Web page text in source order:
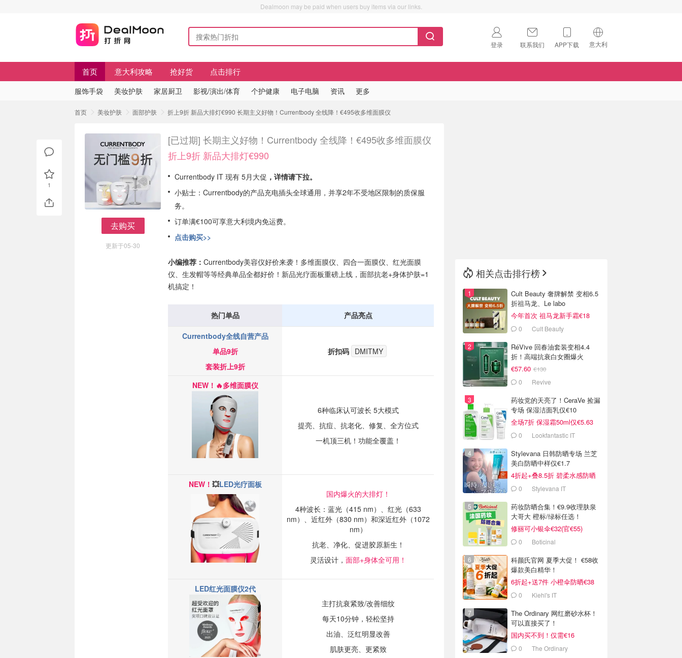
Dealmoon may be paid when users buy items via our links.
登录 联系我们 APP下载 意大利
🇺🇸
首页 意大利攻略 抢好货 点击排行
服饰手袋 美妆护肤 家居厨卫 影视/演出/体育 个护健康 电子电脑 资讯 更多
首页 美妆护肤 面部护肤 折上9折 新品大排灯€990 长期主义好物！Currentbody 全线降！€495收多维面膜仪
去购买
更新于05-30
[已过期] 长期主义好物！Currentbody 全线降！€495收多维面膜仪
折上9折 新品大排灯€990
Currentbody IT 现有 5月大促 ，详情请下拉。
小贴士：Currentbody的产品充电插头全球通用，并享2年不受地区限制的质保服
务。
订单满€100可享意大利境内免运费。
点击购买>>
小编推荐： Currentbody美容仪好价来袭！多维面膜仪、四合一面膜仪、红光面膜
仪、生发帽等等经典单品全都好价！新品光疗面板重磅上线，面部抗老+身体护肤=1
机搞定！
热门单品 产品亮点
Currentbody全线自营产品
单品9折
套装折上9折
折扣码 DMITMY
NEW！ 🔥多维面膜仪
6种临床认可波长 5大模式
提亮、抗痘、抗老化、修复、全方位式
一机顶三机！功能全覆盖！
NEW！ 💥LED光疗面板
国内爆火的大排灯！
4种波长：蓝光（415 nm）、红光（633
nm）、近红外（830 nm）和深近红外（1072
nm）
抗老、净化、促进胶原新生！
灵活设计， 面部+身体全可用！
LED红光面膜仪2代
主打抗衰紧致/改善细纹
每天10分钟，轻松坚持
出油、泛红明显改善
肌肤更亮、更紧致
1
相关点击排行榜
Cult Beauty 奢牌解禁 变相6.5
折祖马龙、Le labo
今年首次 祖马龙新手霜€18
0 Cult Beauty
RéVive 回春油套装变相4.4
折！高端抗衰白女圈爆火
€57.60 €130
0 Revive
药妆党的天亮了！CeraVe 捡漏
专场 保湿洁面乳仅€10
全场7折 保湿霜50ml仅€5.63
0 Lookfantastic IT
Stylevana 日韩防晒专场 兰芝
美白防晒中样仅€1.7
4折起+叠8.5折 碧柔水感防晒
€9 0 Stylevana IT
药妆防晒合集！€9.9收理肤泉
大哥大 橙标/绿标任选！
修丽可小银伞€32(官€55)
0 Boticinal
科颜氏官网 夏季大促！ €58收
爆款美白精华！
6折起+送7件 小橙伞防晒€38
0 Kiehl's IT
The Ordinary 网红磨砂水杯！
可以直接买了！
国内买不到！仅需€16
0 The Ordinary